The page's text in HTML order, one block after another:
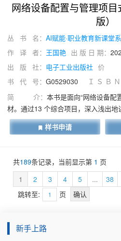
网络设备配置与管理项
版）
丛 书 名： AI赋能·职业教育新课堂
作 译 者： 王国艳 出 版 日 期：
出 版 社： 电子工业出版社 价
书 代 号： G0529030 Ｉ Ｓ Ｂ Ｎ
简 介： 本书是面向“网络设备配
材。通过13 个综合项目，深入浅出
务配置及安全配置。本书包含5 个学
模拟器安装与基本配置；学习单元2
合安全配置。本书可作为职业院校、
术专业的相关课程教材，也可作为计
用书。
样书申请
共189条记录，当前显示第 1 页
1
2 3 4 5 ... 38
跳转至:
页
新手上路